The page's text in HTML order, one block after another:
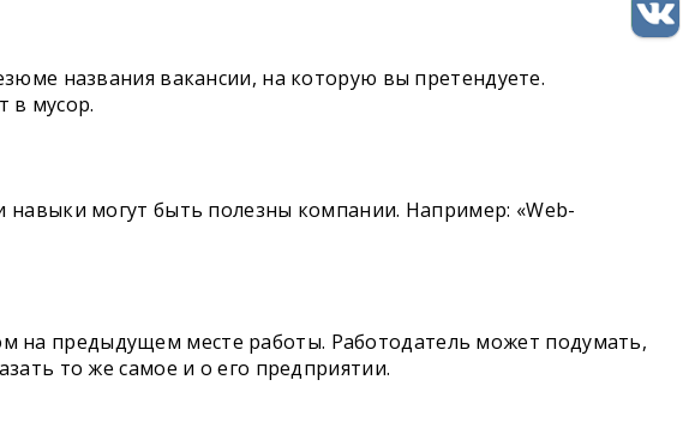
названия вакансии, на которую вы претендуете.
в мусор.
навыки могут быть полезны компании. Например: «Web-
на предыдущем месте работы. Работодатель может подумать,
то же самое и о его предприятии.